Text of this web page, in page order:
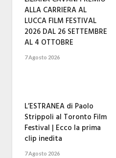
ALLA CARRIERA AL
LUCCA FILM FESTIVAL
2026 DAL 26 SETTEMBRE
AL 4 OTTOBRE
7 Agosto 2026
L’ESTRANEA di Paolo
Strippoli al Toronto Film
Festival | Ecco la prima
clip inedita
7 Agosto 2026